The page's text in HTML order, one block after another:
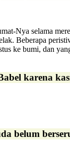
Nya selama
Beberapa
ke bumi, dan
karena
belum